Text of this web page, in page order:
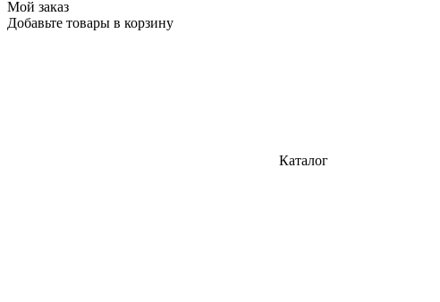
Мой заказ
Добавьте товары в корзину
Каталог